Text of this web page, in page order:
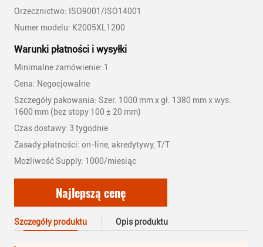
Orzecznictwo: ISO9001/ISO14001
Numer modelu: K2005XL1200
Warunki płatności i wysyłki
Minimalne zamówienie: 1
Cena: Negocjowalne
Szczegóły pakowania: Szer. 1000 mm x gł. 1380 mm x wys.
1600 mm (bez stopy 100 ± 20 mm)
Czas dostawy: 3 tygodnie
Zasady płatności: on-line, akredytywy, T/T
Możliwość Supply: 1000/miesiąc
Najlepszą cenę
Szczegóły produktu Opis produktu